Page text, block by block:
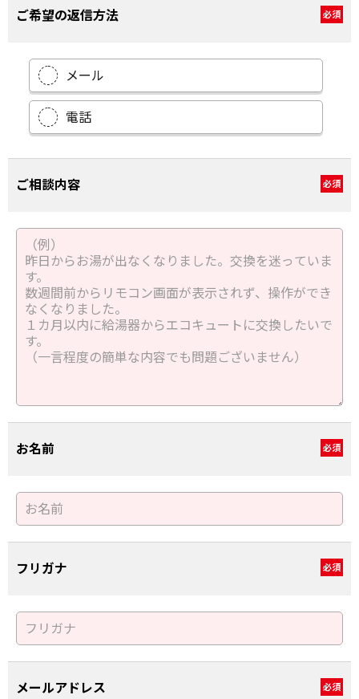
ご希望の返信方法 必須
メール
電話
ご相談内容 必須
お名前 必須
フリガナ 必須
メールアドレス 必須